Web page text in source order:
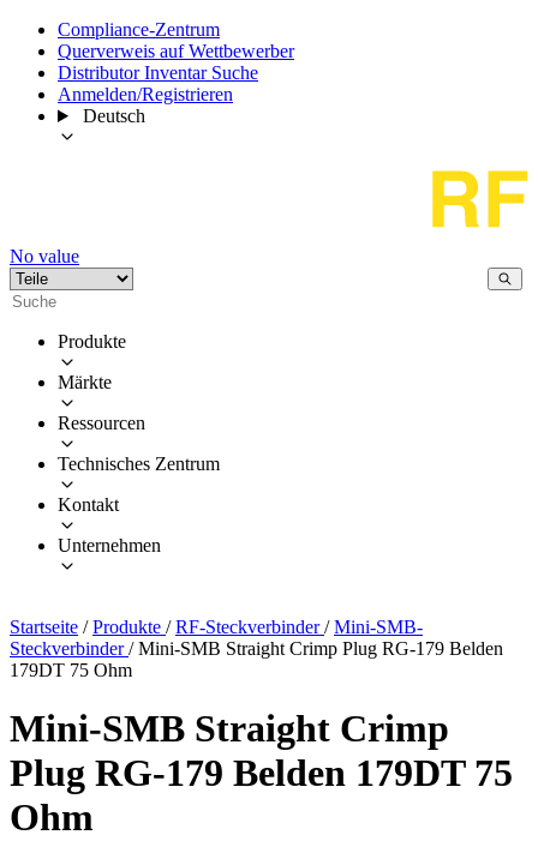
Compliance-Zentrum
Querverweis auf Wettbewerber
Distributor Inventar Suche
Anmelden/Registrieren
Deutsch
No value
Produkte
Märkte
Ressourcen
Technisches Zentrum
Kontakt
Unternehmen
Startseite / Produkte / RF-Steckverbinder/ Mini-SMB-
Steckverbinder/ Mini-SMB Straight Crimp Plug RG-179 Belden
179DT 75 Ohm
Mini-SMB Straight Crimp
Plug RG-179 Belden 179DT 75
Ohm